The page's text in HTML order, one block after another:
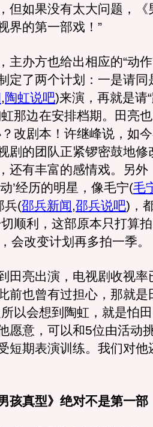
但如果没有太大问题，《
界的第一部戏！”
办方也给出相应的“动作
定了两个计划：一是请同
,陶虹说吧)来演，再就是请
那边在安排档期。田亮
改剧本！许继峰说，如
剧的团队正紧锣密鼓地修
还有丰富的感情戏。另外
’经历的明星，像毛宁(毛
兵(邵兵新闻,邵兵说吧) ，
顺利，这部原本只打算
会改变计划再多拍一季。
亮出演，电视剧收视率
前也曾有过担心，那就是
以会想到陶虹，就是怕
愿意，可以和5位由活动
短期表演训练。我们对他
真型》绝对不是第一部